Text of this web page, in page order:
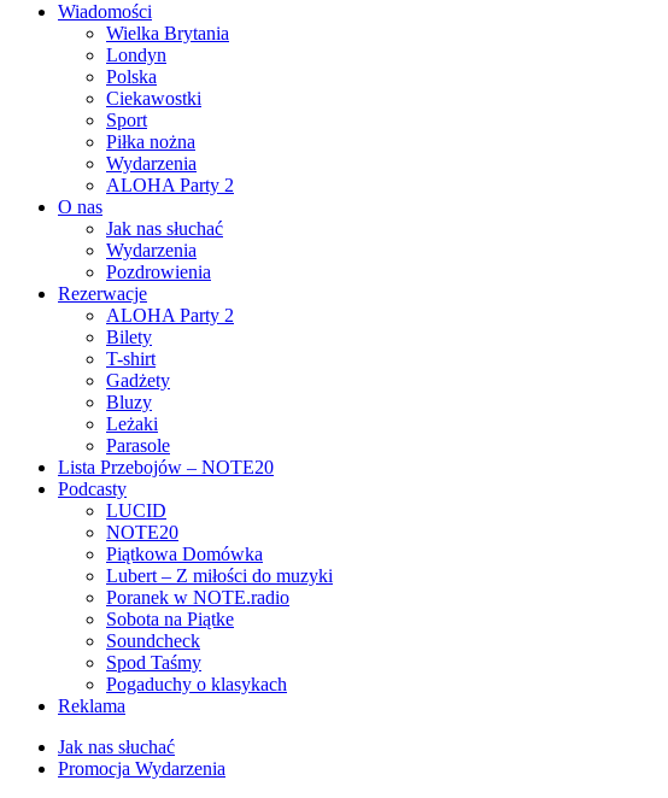
Wiadomości
Wielka Brytania
Londyn
Polska
Ciekawostki
Sport
Piłka nożna
Wydarzenia
ALOHA Party 2
O nas
Jak nas słuchać
Wydarzenia
Pozdrowienia
Rezerwacje
ALOHA Party 2
Bilety
T-shirt
Gadżety
Bluzy
Leżaki
Parasole
Lista Przebojów – NOTE20
Podcasty
LUCID
NOTE20
Piątkowa Domówka
Lubert – Z miłości do muzyki
Poranek w NOTE.radio
Sobota na Piątke
Soundcheck
Spod Taśmy
Pogaduchy o klasykach
Reklama
Jak nas słuchać
Promocja Wydarzenia